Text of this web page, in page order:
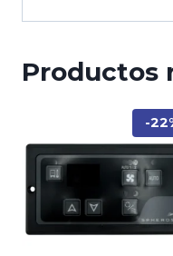
Productos
-